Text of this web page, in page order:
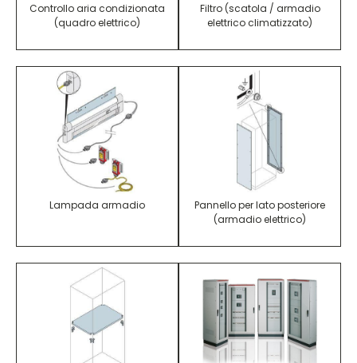
Controllo aria condizionata
(quadro elettrico)
Filtro (scatola / armadio
elettrico climatizzato)
Lampada armadio
Pannello per lato posteriore
(armadio elettrico)